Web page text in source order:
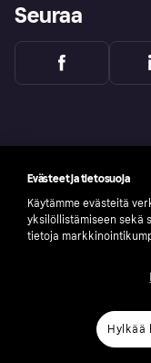
Seuraa
number: 556737-0431
Evästeet ja tietosuoja
Käytämme evästeitä
yksilöllistämiseen sekä
tietoja
Hylkää